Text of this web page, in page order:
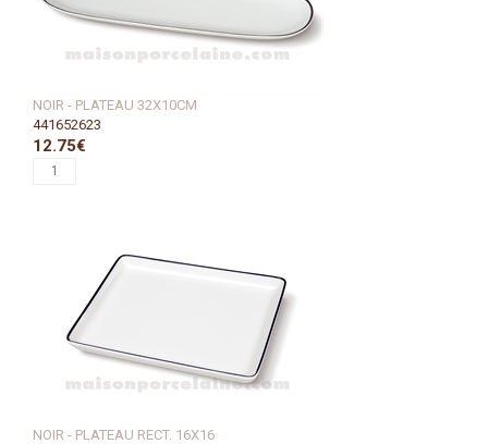
NOIR - PLATEAU 32X10CM
441652623
12.75€
NOIR - PLATEAU RECT. 16X16